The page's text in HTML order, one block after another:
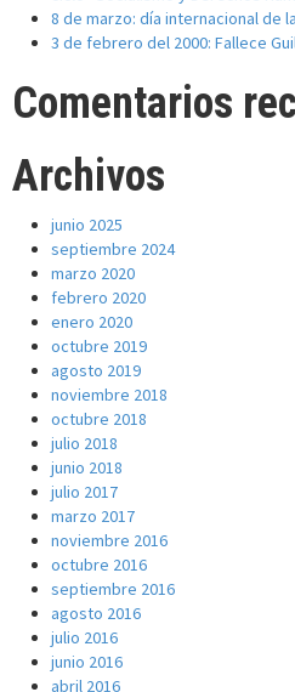
8 de marzo: día internacional de
3 de febrero del 2000: Fallece
Comentarios
Archivos
junio 2025
septiembre 2024
marzo 2020
febrero 2020
enero 2020
octubre 2019
agosto 2019
noviembre 2018
octubre 2018
julio 2018
junio 2018
julio 2017
marzo 2017
noviembre 2016
octubre 2016
septiembre 2016
agosto 2016
julio 2016
junio 2016
abril 2016